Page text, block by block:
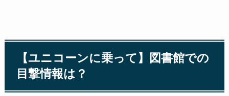
【ユニコーンに乗って】図書館での
目撃情報は？